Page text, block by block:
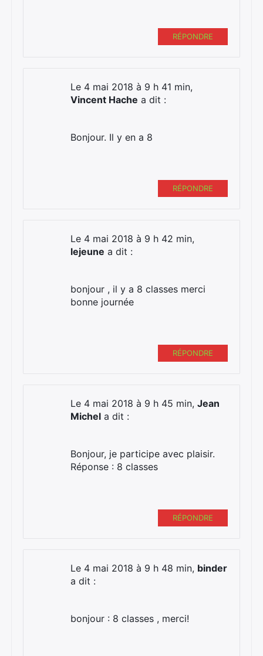
RÉPONDRE
Le 4 mai 2018 à 9 h 41 min,
Vincent Hache a dit :
Bonjour. Il y en a 8
RÉPONDRE
Le 4 mai 2018 à 9 h 42 min,
lejeune a dit :
bonjour , il y a 8 classes merci
bonne journée
RÉPONDRE
Le 4 mai 2018 à 9 h 45 min, Jean
Michel a dit :
Bonjour, je participe avec plaisir.
Réponse : 8 classes
RÉPONDRE
Le 4 mai 2018 à 9 h 48 min, binder
a dit :
bonjour : 8 classes , merci!